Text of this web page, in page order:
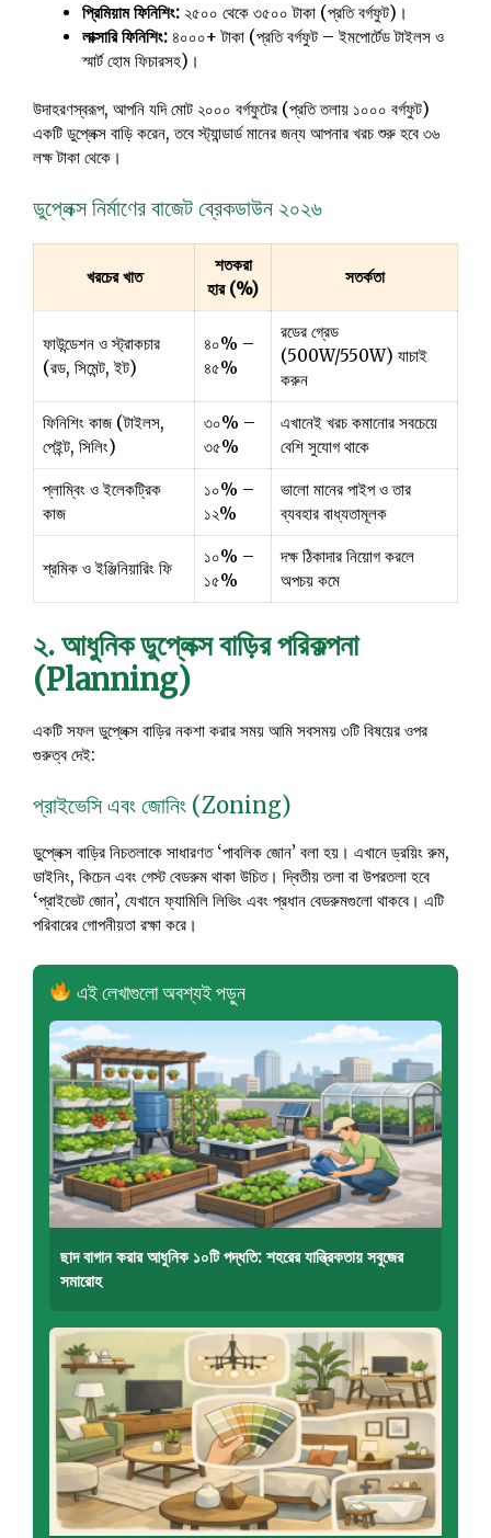
প্রিমিয়াম ফিনিশিং: ২৫০০ থেকে ৩৫০০ টাকা (প্রতি বর্গফুট)।
লাক্সারি ফিনিশিং: ৪০০০+ টাকা (প্রতি বর্গফুট – ইমপোর্টেড টাইলস ও
স্মার্ট হোম ফিচারসহ)।
উদাহরণস্বরূপ, আপনি যদি মোট ২০০০ বর্গফুটের (প্রতি তলায় ১০০০ বর্গফুট)
একটি ডুপ্লেক্স বাড়ি করেন, তবে স্ট্যান্ডার্ড মানের জন্য আপনার খরচ শুরু হবে ৩৬
লক্ষ টাকা থেকে।
ডুপ্লেক্স নির্মাণের বাজেট ব্রেকডাউন ২০২৬
খরচের খাত
শতকরা
হার (%)
সতর্কতা
ফাউন্ডেশন ও স্ট্রাকচার
(রড, সিমেন্ট, ইট)
৪০% –
৪৫%
রডের গ্রেড
(500W/550W) যাচাই
করুন
ফিনিশিং কাজ (টাইলস,
পেইন্ট, সিলিং)
৩০% –
৩৫%
এখানেই খরচ কমানোর সবচেয়ে
বেশি সুযোগ থাকে
প্লাম্বিং ও ইলেকট্রিক
কাজ
১০% –
১২%
ভালো মানের পাইপ ও তার
ব্যবহার বাধ্যতামূলক
শ্রমিক ও ইঞ্জিনিয়ারিং ফি
১০% –
১৫%
দক্ষ ঠিকাদার নিয়োগ করলে
অপচয় কমে
২. আধুনিক ডুপ্লেক্স বাড়ির পরিকল্পনা
(Planning)
একটি সফল ডুপ্লেক্স বাড়ির নকশা করার সময় আমি সবসময় ৩টি বিষয়ের ওপর
গুরুত্ব দেই:
প্রাইভেসি এবং জোনিং (Zoning)
ডুপ্লেক্স বাড়ির নিচতলাকে সাধারণত ‘পাবলিক জোন’ বলা হয়। এখানে ড্রয়িং রুম,
ডাইনিং, কিচেন এবং গেস্ট বেডরুম থাকা উচিত। দ্বিতীয় তলা বা উপরতলা হবে
‘প্রাইভেট জোন’, যেখানে ফ্যামিলি লিভিং এবং প্রধান বেডরুমগুলো থাকবে। এটি
পরিবারের গোপনীয়তা রক্ষা করে।
এই লেখাগুলো অবশ্যই পড়ুন
ছাদ বাগান করার আধুনিক ১০টি পদ্ধতি: শহরের যান্ত্রিকতায় সবুজের
সমারোহ